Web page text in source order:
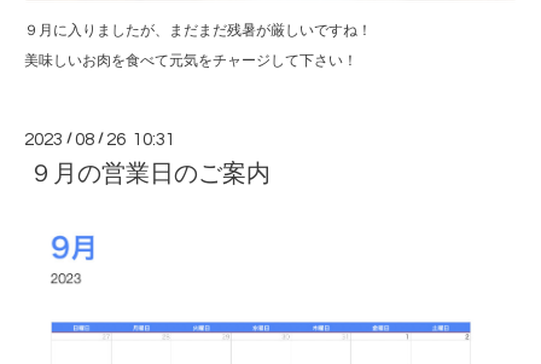
９月に入りましたが、まだまだ残暑が厳しいですね！
美味しいお肉を食べて元気をチャージして下さい！
2023 /08 / 26 10:31
９月の営業日のご案内